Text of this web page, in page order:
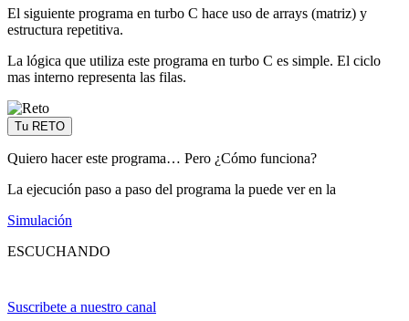
El siguiente programa en turbo C hace uso de arrays (matriz) y
estructura repetitiva.
La lógica que utiliza este programa en turbo C es simple. El ciclo
mas interno representa las filas.
Tu RETO
Quiero hacer este programa… Pero ¿Cómo funciona?
La ejecución paso a paso del programa la puede ver en la
Simulación
ESCUCHANDO
Suscribete a nuestro canal